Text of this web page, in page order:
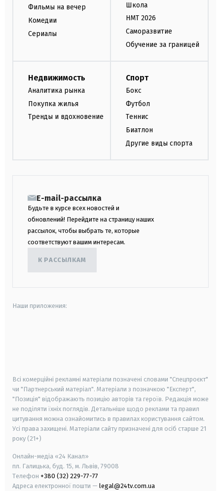
Фильмы на вечер
Комедии
Сериалы
Школа
НМТ 2026
Саморазвитие
Обучение за границей
Недвижимость
Аналитика рынка
Покупка жилья
Тренды и вдохновение
Спорт
Бокс
Футбол
Теннис
Биатлон
Другие виды спорта
E-mail-рассылка
Будьте в курсе всех новостей и
обновлений! Перейдите на страницу наших
рассылок, чтобы выбрать те, которые
соответствуют вашим интересам.
К РАССЫЛКАМ
Наши приложения:
Всі комерційні рекламні матеріали позначені словами "Спецпроєкт"
чи "Партнерський матеріал". Матеріали з позначкою "Експерт",
"Позиція" відображають позицію авторів та героїв. Редакція може
не поділяти їхніх поглядів. Детальніше щодо реклами та правил
цитування можна ознайомитись в правилах користування сайтом.
Усі права захищені. Матеріали сайту призначені для осіб старше 21
року (21+)
Онлайн-медіа «24 Канал»
пл. Галицька, буд. 15, м. Львів, 79008
Телефон +380 (32) 229-77-77
Адреса електронної пошти — legal@24tv.com.ua